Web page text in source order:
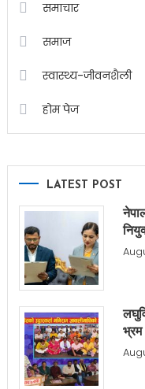
समाचार
समाज
स्वास्थ्य-जीवनशैली
होम पेज
LATEST POST
भ्रम